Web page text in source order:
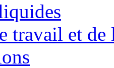
travail et